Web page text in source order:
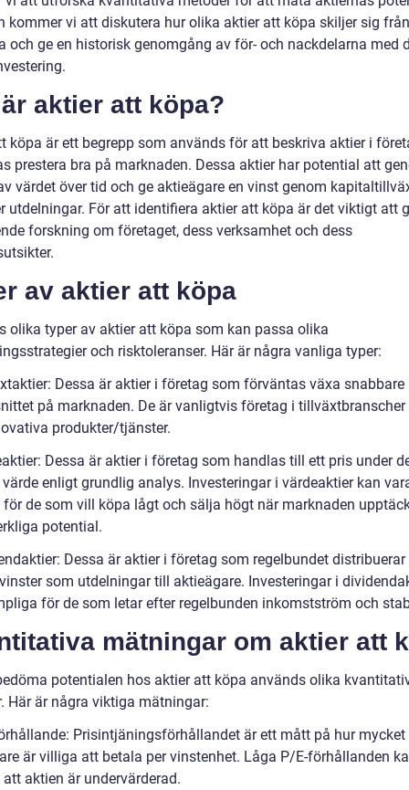
kommer vi att diskutera hur olika aktier att köpa skiljer sig från
och ge en historisk genomgång av för- och nackdelarna med
aktier att köpa?
köpa är ett begrepp som används för att beskriva aktier i
prestera bra på marknaden. Dessa aktier har potential att
värdet över tid och ge aktieägare en vinst genom
utdelningar. För att identifiera aktier att köpa är det viktigt att
forskning om företaget, dess verksamhet och dess
av aktier att köpa
olika typer av aktier att köpa som kan passa olika
och risktoleranser. Här är några vanliga typer:
Dessa är aktier i företag som förväntas växa snabbare
på marknaden. De är vanligtvis företag i tillväxtbranscher
produkter/tjänster.
Dessa är aktier i företag som handlas till ett pris under
enligt grundlig analys. Investeringar i värdeaktier kan
för de som vill köpa lågt och sälja högt när marknaden
potential.
Dessa är aktier i företag som regelbundet distribuerar
som utdelningar till aktieägare. Investeringar i
för de som letar efter regelbunden inkomstström och
mätningar om aktier att
potentialen hos aktier att köpa används olika
Här är några viktiga mätningar:
Prisintjäningsförhållandet är ett mått på hur mycket
är villiga att betala per vinstenhet. Låga P/E-förhållanden
aktien är undervärderad.